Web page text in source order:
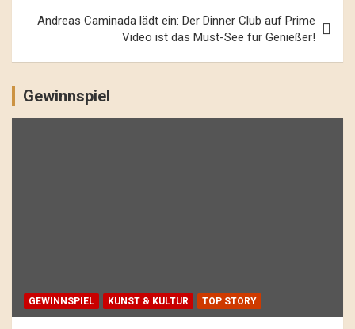
Andreas Caminada lädt ein: Der Dinner Club auf Prime
Video ist das Must-See für Genießer!
Gewinnspiel
GEWINNSPIEL KUNST & KULTUR TOP STORY